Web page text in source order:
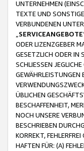
UNTERNEHMEN
TEXTE UND
VERBUNDENEN
SERVICEANGEBOTE
ODER LIZENZGEBER
GESETZLICH ODER IN
SCHLIESSEN
GEWÄHRLEISTUNGEN
ÜBLICHEN
BESCHAFFENHEIT,
NOCH UNSERE
BESCHRIEBEN
KORREKT,
HAFTEN FÜR: (A)